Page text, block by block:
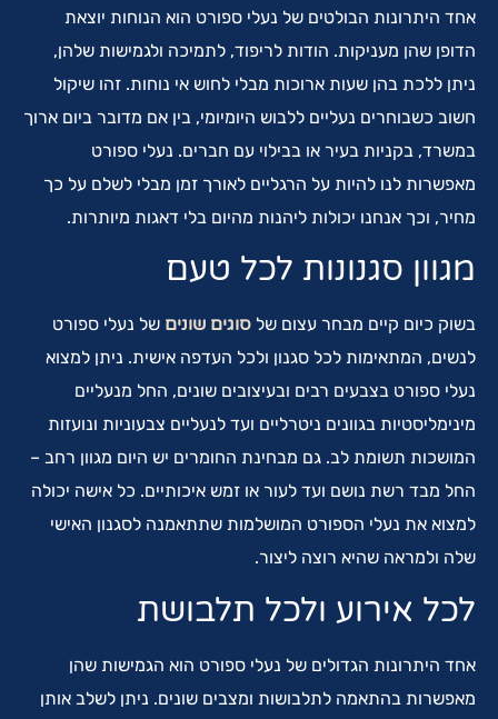
אחד היתרונות הבולטים של נעלי ספורט הוא הנוחות יוצאת
הדופן שהן מעניקות. הודות לריפוד, לתמיכה ולגמישות שלהן,
ניתן ללכת בהן שעות ארוכות מבלי לחוש אי נוחות. זהו שיקול
חשוב כשבוחרים נעליים ללבוש היומיומי, בין אם מדובר ביום ארוך
במשרד, בקניות בעיר או בבילוי עם חברים. נעלי ספורט
מאפשרות לנו להיות על הרגליים לאורך זמן מבלי לשלם על כך
מחיר, וכך אנחנו יכולות ליהנות מהיום בלי דאגות מיותרות.
מגוון סגנונות לכל טעם
בשוק כיום קיים מבחר עצום של סוגים שונים של נעלי ספורט
לנשים, המתאימות לכל סגנון ולכל העדפה אישית. ניתן למצוא
נעלי ספורט בצבעים רבים ובעיצובים שונים, החל מנעליים
מינימליסטיות בגוונים ניטרליים ועד לנעליים צבעוניות ונועזות
המושכות תשומת לב. גם מבחינת החומרים יש היום מגוון רחב –
החל מבד רשת נושם ועד לעור או זמש איכותיים. כל אישה יכולה
למצוא את נעלי הספורט המושלמות שתתאמנה לסגנון האישי
שלה ולמראה שהיא רוצה ליצור.
לכל אירוע ולכל תלבושת
אחד היתרונות הגדולים של נעלי ספורט הוא הגמישות שהן
מאפשרות בהתאמה לתלבושות ומצבים שונים. ניתן לשלב אותן